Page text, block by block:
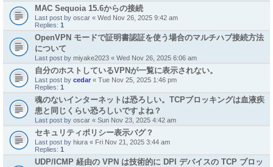
MAC Sequoia 15.6からの接続
Last post by oscar « Wed Nov 26, 2025 9:42 am
Replies: 1
OpenVPN モードで証明書認証を使う場合のマルチハブ接続方法
について
Last post by miyake2023 « Wed Nov 26, 2025 6:06 am
自分のホストしているVPNが一覧に表示されない。
Last post by cedar « Tue Nov 25, 2025 1:46 pm
Replies: 1
魂のないインターネットは恐ろしい。TCPブロッキングは血液疾
患と同じくらい恐ろしいですよね？
Last post by oscar « Sun Nov 23, 2025 4:42 am
セキュリティポリシー表示バグ？
Last post by hiura « Fri Nov 21, 2025 3:44 am
Replies: 1
UDP/ICMP 経由の VPN は技術的に DPI デバイスの TCP ブロッ